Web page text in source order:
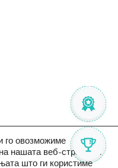
го овозможиме
нашата веб-страница.
што ги користиме